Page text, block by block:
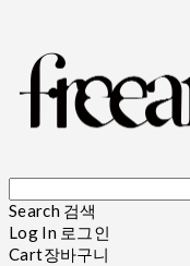
Search 검색
Log In 로그인
Cart장바구니